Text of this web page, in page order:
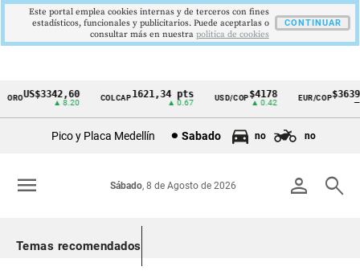
Cintillo
Colombia
US$3342,60
▲ 8.20
COLCAP1621,34 pts
▲ 0.67
USD/COP$4178
▲ 0.42
EUR/COP$3639
Pico y Placa Medellín Sabado no no
person search
Sábado, 8 de Agosto de 2026
menu
Temas recomendados
Este portal emplea cookies internas y de terceros con fines
estadísticos, funcionales y publicitarios. Puede aceptarlas o
consultar más en nuestra politica de cookies
CONTINUAR